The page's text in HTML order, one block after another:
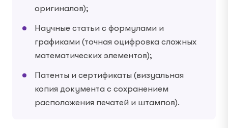
оригиналов);
Научные статьи с формулами и
графиками (точная оцифровка сложных
математических элементов);
Патенты и сертификаты (визуальная
копия документа с сохранением
расположения печатей и штампов).